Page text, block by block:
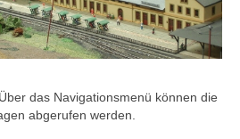
das Navigationsmenü können die
abgerufen werden.